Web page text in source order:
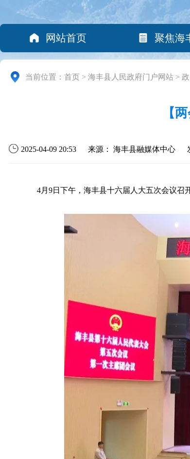
网站首页 聚焦海
当前位置： 首页 > 海丰县人民政府门户网站 >
【
2025-04-09 20:53 来源： 海丰县融媒体中心
4月9日下午，海丰县十六届人大五次会议召开